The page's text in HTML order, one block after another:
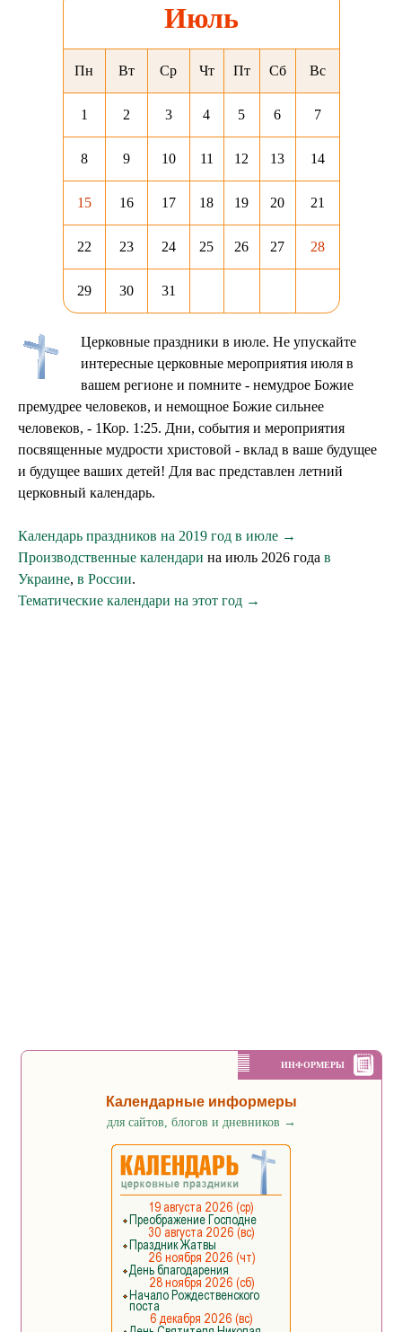
Июль
Пн Вт Ср Чт Пт Сб Вс
1 2 3 4 5 6 7
8 9 10 11 12 13 14
15 16 17 18 19 20 21
22 23 24 25 26 27 28
29 30 31
Церковные праздники в июле. Не упускайте
интересные церковные мероприятия июля в
вашем регионе и помните - немудрое Божие
премудрее человеков, и немощное Божие сильнее
человеков, - 1Кор. 1:25. Дни, события и мероприятия
посвященные мудрости христовой - вклад в ваше будущее
и будущее ваших детей! Для вас представлен летний
церковный календарь.
Календарь праздников на 2019 год в июле →
Производственные календари на июль 2026 года в
Украине, в России.
Тематические календари на этот год →
ИНФОРМЕРЫ
Календарные информеры
для сайтов, блогов и дневников →